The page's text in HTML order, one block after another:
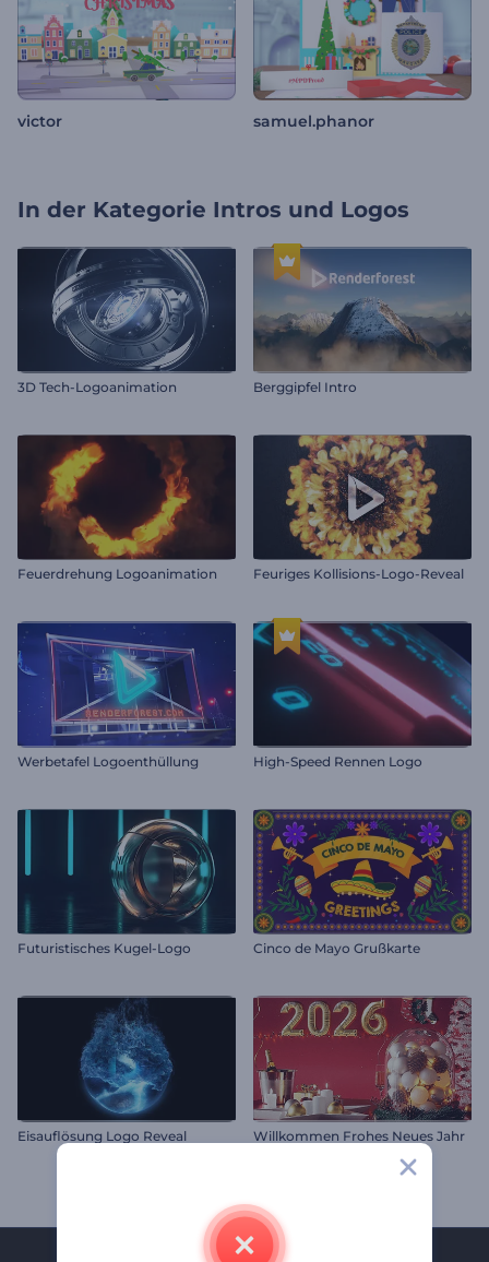
victor samuel.phanor
In der Kategorie Intros und Logos
3D Tech-Logoanimation Berggipfel Intro
Feuerdrehung Logoanimation Feuriges Kollisions-Logo-Reveal
Werbetafel Logoenthüllung High-Speed Rennen Logo
Futuristisches Kugel-Logo Cinco de Mayo Grußkarte
Eisauflösung Logo Reveal Willkommen Frohes Neues Jahr